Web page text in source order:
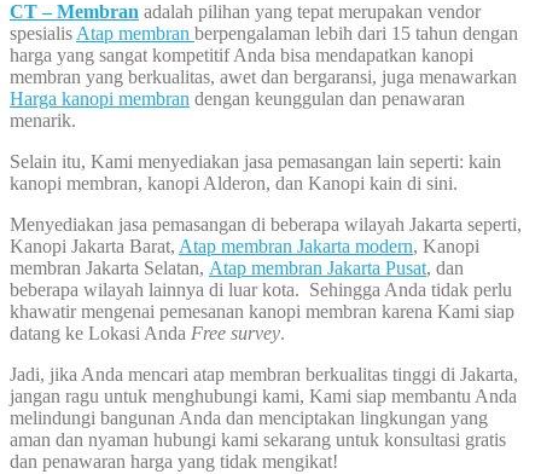
CT – Membran adalah pilihan yang tepat merupakan vendor
spesialis Atap membran berpengalaman lebih dari 15 tahun dengan
harga yang sangat kompetitif Anda bisa mendapatkan kanopi
membran yang berkualitas, awet dan bergaransi, juga menawarkan
Harga kanopi membran dengan keunggulan dan penawaran
menarik.
Selain itu, Kami menyediakan jasa pemasangan lain seperti: kain
kanopi membran, kanopi Alderon, dan Kanopi kain di sini.
Menyediakan jasa pemasangan di beberapa wilayah Jakarta seperti,
Kanopi Jakarta Barat, Atap membran Jakarta modern, Kanopi
membran Jakarta Selatan, Atap membran Jakarta Pusat, dan
beberapa wilayah lainnya di luar kota. Sehingga Anda tidak perlu
khawatir mengenai pemesanan kanopi membran karena Kami siap
datang ke Lokasi Anda Free survey.
Jadi, jika Anda mencari atap membran berkualitas tinggi di Jakarta,
jangan ragu untuk menghubungi kami, Kami siap membantu Anda
melindungi bangunan Anda dan menciptakan lingkungan yang
aman dan nyaman hubungi kami sekarang untuk konsultasi gratis
dan penawaran harga yang tidak mengikat!